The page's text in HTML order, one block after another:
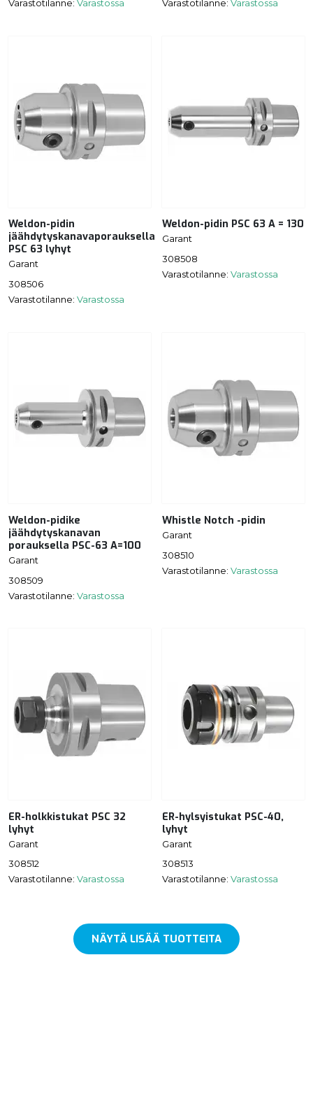
Varastotilanne: Varastossa Varastotilanne: Varastossa
Weldon-pidin
jäähdytyskanavaporauksella
PSC 63 lyhyt
Garant
308506
Varastotilanne: Varastossa
Weldon-pidin PSC 63 A = 130
Garant
308508
Varastotilanne: Varastossa
Weldon-pidike
jäähdytyskanavan
porauksella PSC-63 A=100
Garant
308509
Varastotilanne: Varastossa
Whistle Notch -pidin
Garant
308510
Varastotilanne: Varastossa
ER-holkkistukat PSC 32
lyhyt
Garant
308512
Varastotilanne: Varastossa
ER-hylsyistukat PSC-40,
lyhyt
Garant
308513
Varastotilanne: Varastossa
NÄYTÄ LISÄÄ TUOTTEITA